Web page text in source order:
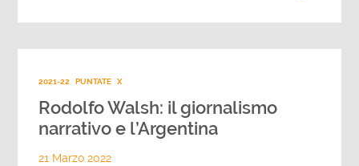
2021-22 PUNTATE X
Rodolfo Walsh: il giornalismo
narrativo e l’Argentina
21 Marzo 2022